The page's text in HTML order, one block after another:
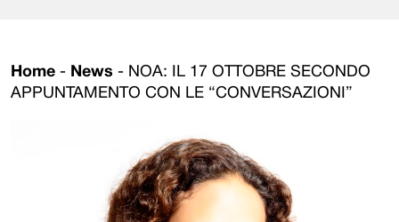
Home - News - NOA: IL 17 OTTOBRE SECONDO
APPUNTAMENTO CON LE “CONVERSAZIONI”